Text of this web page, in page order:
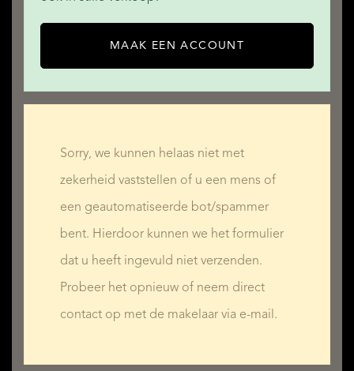
MAAK EEN ACCOUNT
Sorry, we kunnen helaas niet met
zekerheid vaststellen of u een mens of
een geautomatiseerde bot/spammer
bent. Hierdoor kunnen we het formulier
dat u heeft ingevuld niet verzenden.
Probeer het opnieuw of neem direct
contact op met de makelaar via e-mail.